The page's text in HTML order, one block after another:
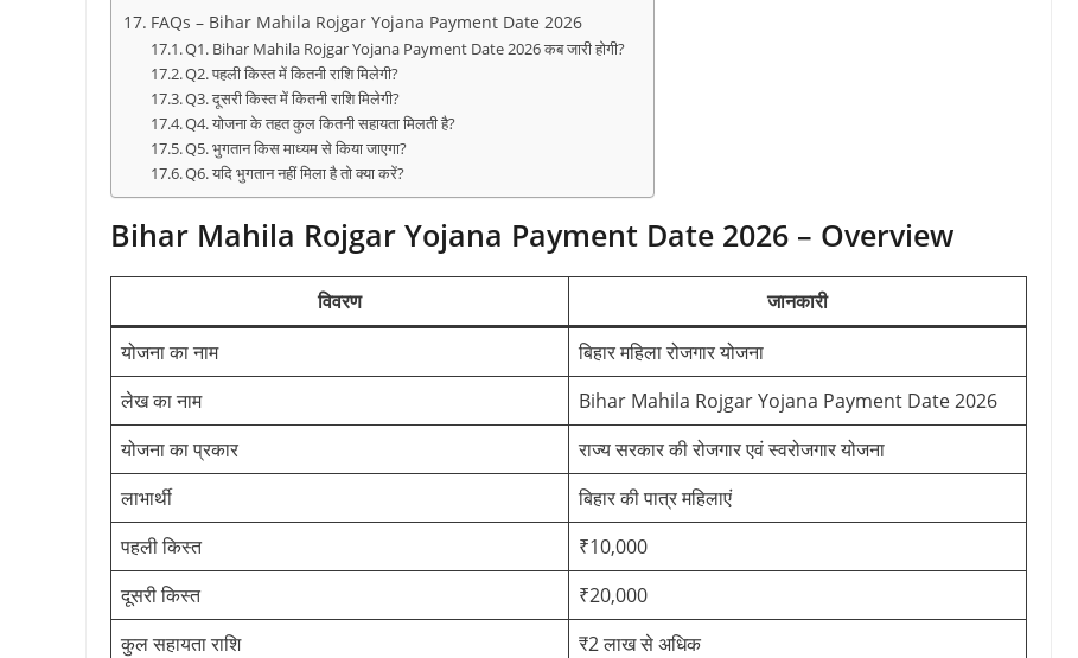
FAQs – Bihar Mahila Rojgar Yojana Payment Date 2026
Q1. Bihar Mahila Rojgar Yojana Payment Date 2026 कब जारी होगी?
Q2. पहली किस्त में कितनी राशि मिलेगी?
Q3. दूसरी किस्त में कितनी राशि मिलेगी?
Q4. योजना के तहत कुल कितनी सहायता मिलती है?
Q5. भुगतान किस माध्यम से किया जाएगा?
Q6. यदि भुगतान नहीं मिला है तो क्या करें?
Bihar Mahila Rojgar Yojana Payment Date 2026 – Overview
विवरण
जानकारी
योजना का नाम
बिहार महिला रोजगार योजना
लेख का नाम
Bihar Mahila Rojgar Yojana Payment Date 2026
योजना का प्रकार
राज्य सरकार की रोजगार एवं स्वरोजगार योजना
लाभार्थी
बिहार की पात्र महिलाएं
पहली किस्त
₹10,000
दूसरी किस्त
₹20,000
कुल सहायता राशि
₹2 लाख से अधिक